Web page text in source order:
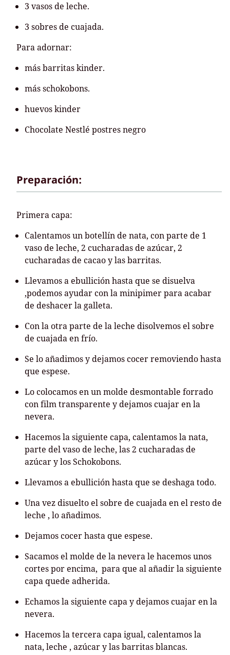
3 vasos de leche.
3 sobres de cuajada.
Para adornar:
más barritas kinder.
más schokobons.
huevos kinder
Chocolate Nestlé postres negro
Preparación:
Primera capa:
Calentamos un botellín de nata, con parte de 1
vaso de leche, 2 cucharadas de azúcar, 2
cucharadas de cacao y las barritas.
Llevamos a ebullición hasta que se disuelva
,podemos ayudar con la minipimer para acabar
de deshacer la galleta.
Con la otra parte de la leche disolvemos el sobre
de cuajada en frío.
Se lo añadimos y dejamos cocer removiendo hasta
que espese.
Lo colocamos en un molde desmontable forrado
con film transparente y dejamos cuajar en la
nevera.
Hacemos la siguiente capa, calentamos la nata,
parte del vaso de leche, las 2 cucharadas de
azúcar y los Schokobons.
Llevamos a ebullición hasta que se deshaga todo.
Una vez disuelto el sobre de cuajada en el resto de
leche , lo añadimos.
Dejamos cocer hasta que espese.
Sacamos el molde de la nevera le hacemos unos
cortes por encima, para que al añadir la siguiente
capa quede adherida.
Echamos la siguiente capa y dejamos cuajar en la
nevera.
Hacemos la tercera capa igual, calentamos la
nata, leche , azúcar y las barritas blancas.